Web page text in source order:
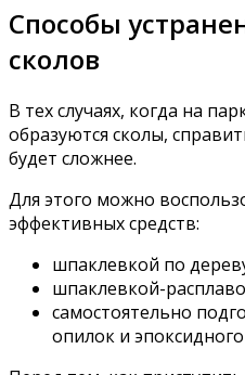
Способы
сколов
В тех случаях, когда на
образуются сколы,
будет сложнее.
Для этого можно
эффективных средств:
шпаклевкой по
шпаклевкой-
самостоятельно
опилок и эпоксидного